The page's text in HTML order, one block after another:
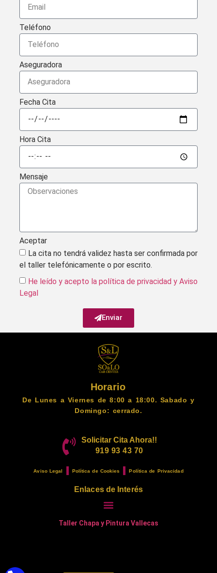
Teléfono
Aseguradora
Fecha Cita
Hora Cita
Mensaje
Aceptar
La cita no tendrá validez hasta ser confirmada por
el taller telefónicamente o por escrito.
He leído y acepto la política de privacidad y Aviso
Legal
Enviar
Horario
De Lunes a Viernes de 8:00 a 18:00. Sabado y
Domingo: cerrado.
Solicitar Cita Ahora!!
919 93 43 70
Aviso Legal Política de Cookies Política de Privacidad
Enlaces de Interés
Taller Chapa y Pintura Vallecas